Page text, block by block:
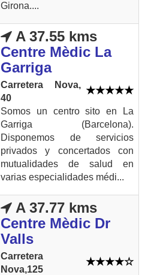
Girona....
A 37.55 kms
Centre Mèdic La
Garriga
Carretera Nova,
40
Somos un centro sito en La
Garriga (Barcelona).
Disponemos de servicios
privados y concertados con
mutualidades de salud en
varias especialidades médi...
A 37.77 kms
Centre Mèdic Dr
Valls
Carretera
Nova,125